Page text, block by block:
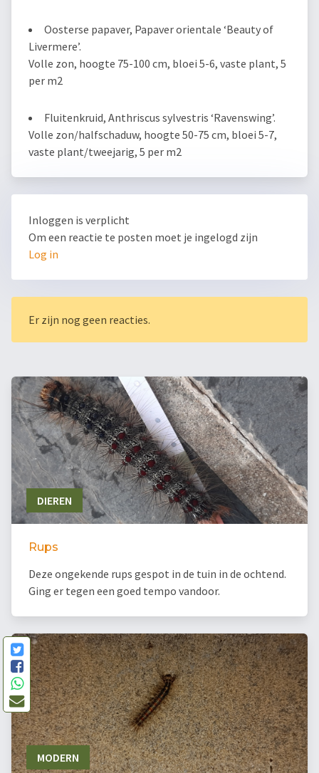
Oosterse papaver, Papaver orientale ‘Beauty of
Livermere’.
Volle zon, hoogte 75-100 cm, bloei 5-6, vaste plant, 5
per m2
Fluitenkruid, Anthriscus sylvestris ‘Ravenswing’.
Volle zon/halfschaduw, hoogte 50-75 cm, bloei 5-7,
vaste plant/tweejarig, 5 per m2
Inloggen is verplicht
Om een reactie te posten moet je ingelogd zijn
Log in
Er zijn nog geen reacties.
DIEREN
Rups
Deze ongekende rups gespot in de tuin in de ochtend.
Ging er tegen een goed tempo vandoor.
MODERN